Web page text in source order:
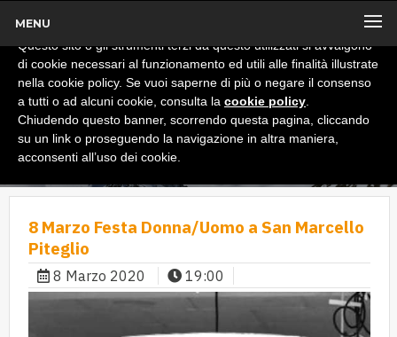
MENU
8 Marzo Festa Donna/Uomo a San Marcello
Piteglio
8 Marzo 2020 19:00
x
Informativa
Questo sito o gli strumenti terzi da questo utilizzati si avvalgono
di cookie necessari al funzionamento ed utili alle finalità illustrate
nella cookie policy. Se vuoi saperne di più o negare il consenso
a tutti o ad alcuni cookie, consulta la cookie policy
Chiudendo questo banner, scorrendo questa pagina, cliccando
su un link o proseguendo la navigazione in altra maniera,
acconsenti all’uso dei cookie.